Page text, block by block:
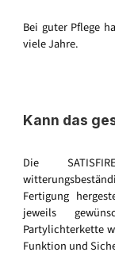
Bei guter Pflege
viele Jahre.
Kann das
Die
Fertigung
jeweils
Partylichterkette
Funktion und